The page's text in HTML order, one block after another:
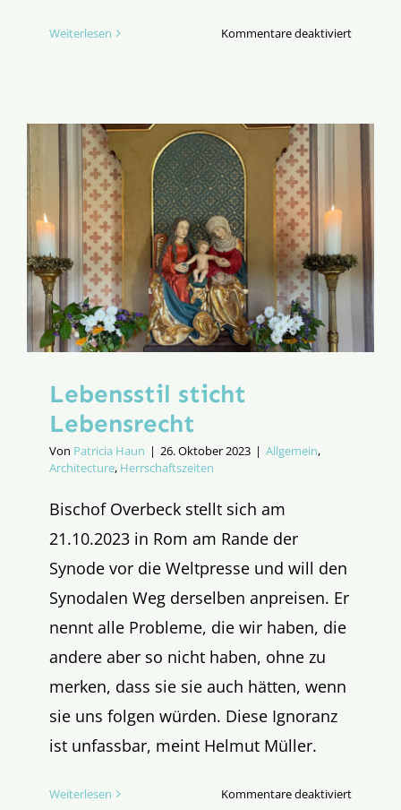
Weiterlesen Kommentare deaktiviertfür
Lebensstil sticht
Lebensrecht
Von Patricia Haun | 26. Oktober 2023 | Allgemein,
Architecture, Herrschaftszeiten
Bischof Overbeck stellt sich am
21.10.2023 in Rom am Rande der
Synode vor die Weltpresse und will den
Synodalen Weg derselben anpreisen. Er
nennt alle Probleme, die wir haben, die
andere aber so nicht haben, ohne zu
merken, dass sie sie auch hätten, wenn
sie uns folgen würden. Diese Ignoranz
ist unfassbar, meint Helmut Müller.
Weiterlesen Kommentare deaktiviertfür